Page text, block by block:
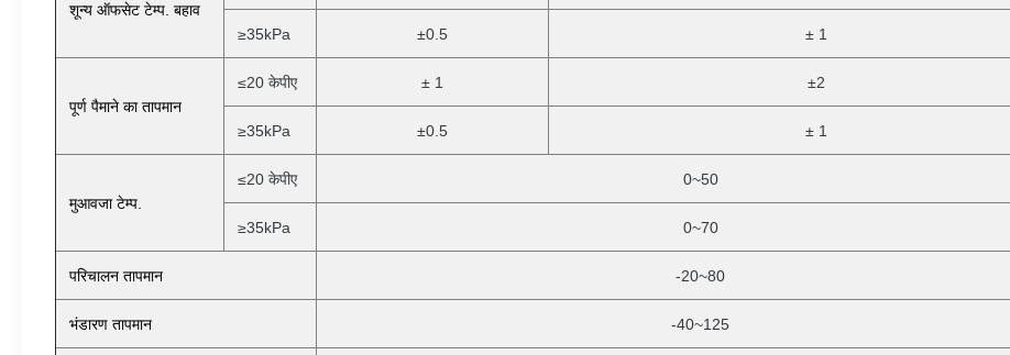
शून्य ऑफसेट टेम्प. बहाव
≥35kPa ±0.5 ± 1
पूर्ण पैमाने का तापमान
≤20 केपीए ± 1 ±2
≥35kPa ±0.5 ± 1
मुआवजा टेम्प.
≤20 केपीए 0~50
≥35kPa 0~70
परिचालन तापमान -20~80
भंडारण तापमान -40~125